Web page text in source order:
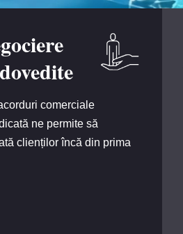
comerciale
ne permite să
clienților încă din prima